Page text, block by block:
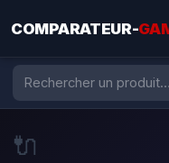
COMPARATEUR-
🔌